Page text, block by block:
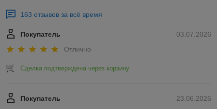
163 отзывов за всё время
03.07.2026
Покупатель
Отлично
Сделка подтверждена через корзину
23.06.2026
Покупатель